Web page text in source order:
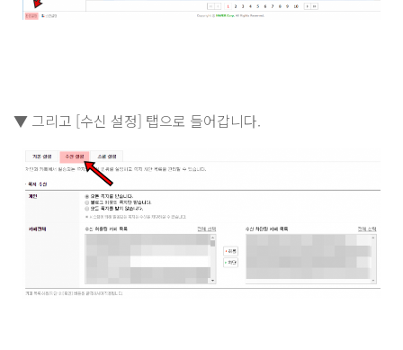
▼ 그리고 [수신 설정] 탭으로 들어갑니다.